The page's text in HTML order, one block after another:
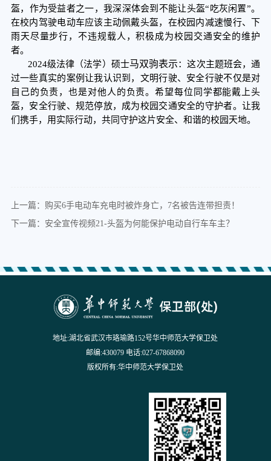
盔，作为受益者之一，我深深体会到不能让头盔“吃灰闲置”。
在校内驾驶电动车应该主动佩戴头盔，在校园内减速慢行、下
雨天尽量步行，不违规载人，积极成为校园交通安全的维护
者。
2024级法律（法学）硕士马双驹表示：这次主题班会，通
过一些真实的案例让我认识到，文明行驶、安全行驶不仅是对
自己的负责，也是对他人的负责。希望每位同学都能戴上头
盔，安全行驶、规范停放，成为校园交通安全的守护者。让我
们携手，用实际行动，共同守护这片安全、和谐的校园天地。
上一篇：购买6手电动车充电时被炸身亡，7名被告连带担责！
下一篇：安全宣传视频21-头盔为何能保护电动自行车车主？
地址:湖北省武汉市珞瑜路152号华中师范大学保卫处
邮编:430079 电话:027-67868090
版权所有:华中师范大学保卫处